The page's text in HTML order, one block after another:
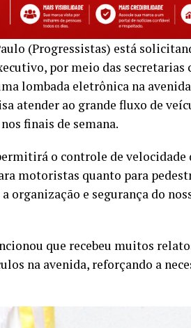
(Progressistas) está
por meio das
lombada eletrônica na
atender ao grande fluxo de
finais de semana.
o controle de velocidade
motoristas quanto para
organização e segurança do
que recebeu muitos
na avenida, reforçando a